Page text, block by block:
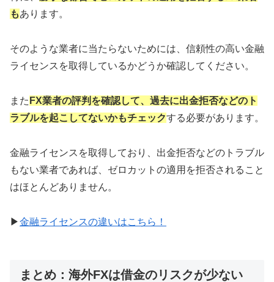
もあります。
そのような業者に当たらないためには、信頼性の高い金融
ライセンスを取得しているかどうか確認してください。
また FX業者の評判を確認して、過去に出金拒否などのト
ラブルを起こしてないかもチェックする必要があります。
金融ライセンスを取得しており、出金拒否などのトラブル
もない業者であれば、ゼロカットの適用を拒否されること
はほとんどありません。
▶金融ライセンスの違いはこちら！
まとめ：海外FXは借金のリスクが少ない